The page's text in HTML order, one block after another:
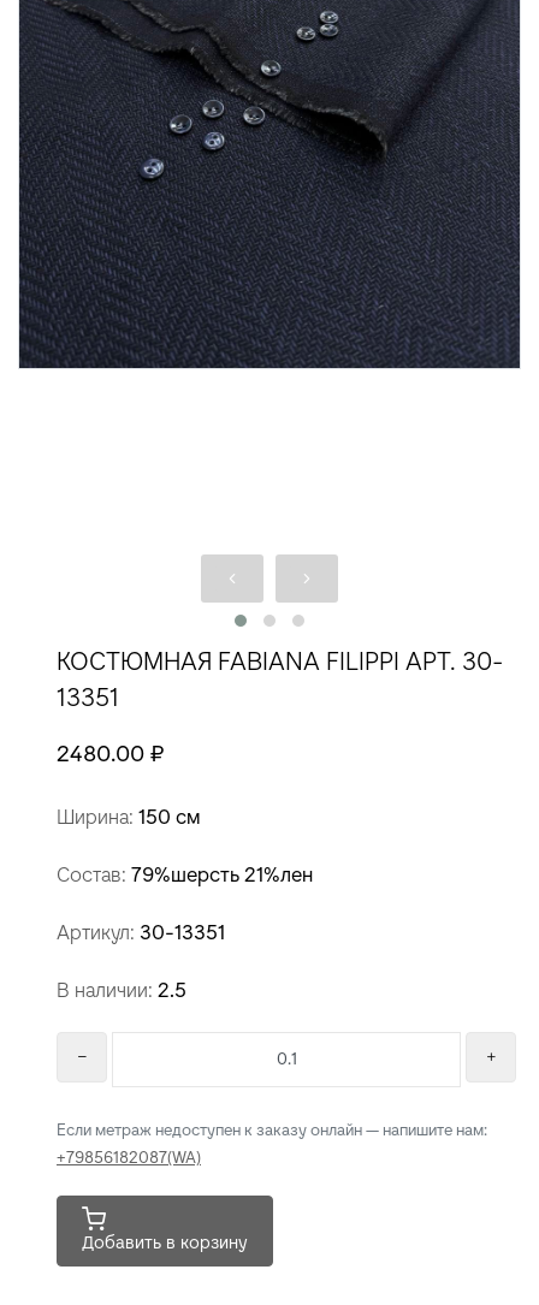
КОСТЮМНАЯ FABIANA FILIPPI АРТ. 30-
13351
2480.00 ₽
Ширина: 150 см
Состав: 79%шерсть 21%лен
Артикул: 30-13351
В наличии: 2.5
Если метраж недоступен к заказу онлайн — напишите нам:
+79856182087(WA)
Добавить в корзину